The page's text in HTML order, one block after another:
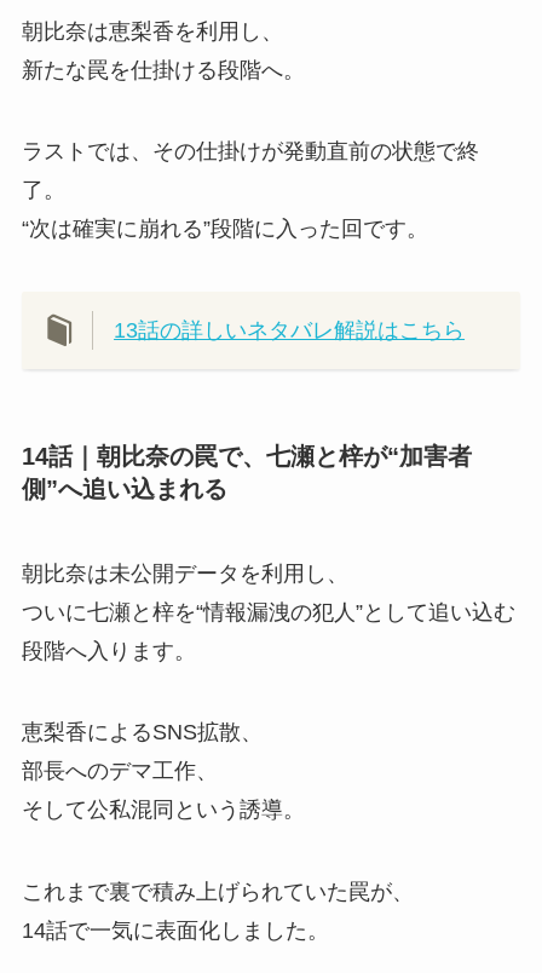
朝比奈は恵梨香を利用し、
新たな罠を仕掛ける段階へ。
ラストでは、その仕掛けが発動直前の状態で終
了。
“次は確実に崩れる”段階に入った回です。
13話の詳しいネタバレ解説はこちら
14話｜朝比奈の罠で、七瀬と梓が“加害者
側”へ追い込まれる
朝比奈は未公開データを利用し、
ついに七瀬と梓を“情報漏洩の犯人”として追い込む
段階へ入ります。
恵梨香によるSNS拡散、
部長へのデマ工作、
そして公私混同という誘導。
これまで裏で積み上げられていた罠が、
14話で一気に表面化しました。